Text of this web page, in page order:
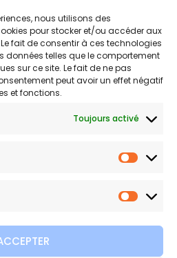
nous utilisons des
pour stocker et/ou accéder aux
fait de consentir à ces technologies
données telles que le comportement
sur ce site. Le fait de ne pas
peut avoir un effet négatif
et fonctions.
Toujours activé
de vente et d’utilisation
en ligne
question sur nos bijoux ou une